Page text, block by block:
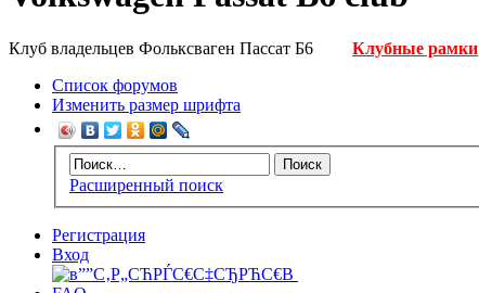
Клуб владельцев Фольксваген Пассат Б6
Клубные рамки
Список форумов
Изменить размер шрифта
Расширенный поиск
Регистрация
Вход